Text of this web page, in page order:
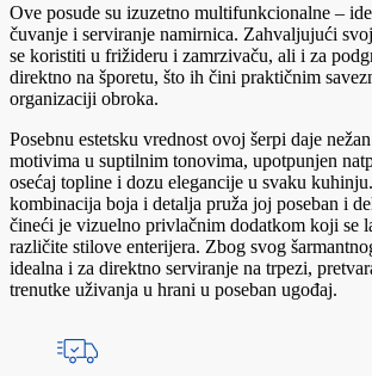
Ove posude su izuzetno multifunkcionalne –
čuvanje i serviranje namirnica. Zahvaljujući
se koristiti u frižideru i zamrzivaču, ali i za
direktno na šporetu, što ih čini praktičnim
organizaciji obroka.
Posebnu estetsku vrednost ovoj šerpi daje
motivima u suptilnim tonovima, upotpunjen
osećaj topline i dozu elegancije u svaku
kombinacija boja i detalja pruža joj poseban i
čineći je vizuelno privlačnim dodatkom koji se
različite stilove enterijera. Zbog svog
idealna i za direktno serviranje na trpezi,
trenutke uživanja u hrani u poseban ugođaj.